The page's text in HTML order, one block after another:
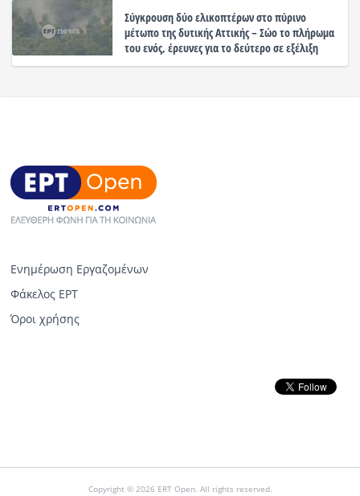
Σύγκρουση δύο ελικοπτέρων στο πύρινο
μέτωπο της δυτικής Αττικής – Σώο το πλήρωμα
του ενός, έρευνες για το δεύτερο σε εξέλιξη
Ενημέρωση Εργαζομένων
Φάκελος ΕΡΤ
Όροι χρήσης
Copyright © 2026 ERT Open. All rights reserved.